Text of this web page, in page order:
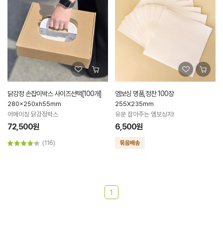
닭강정 손잡이박스 사이즈선택[100개]
280x250xh55mm
어메이징 닭강정박스
72,500원
(116)
엠보싱 명품,정찬 100장
255X235mm
유분 잡아주는 엠보싱지!
6,500원
1